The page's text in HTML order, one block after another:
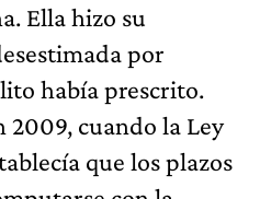
Ella hizo su
por
había prescrito.
2009, cuando la Ley
que los plazos